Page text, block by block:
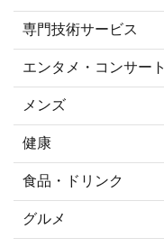
専門技術サービス
エンタメ・コンサート
メンズ
健康
食品・ドリンク
グルメ